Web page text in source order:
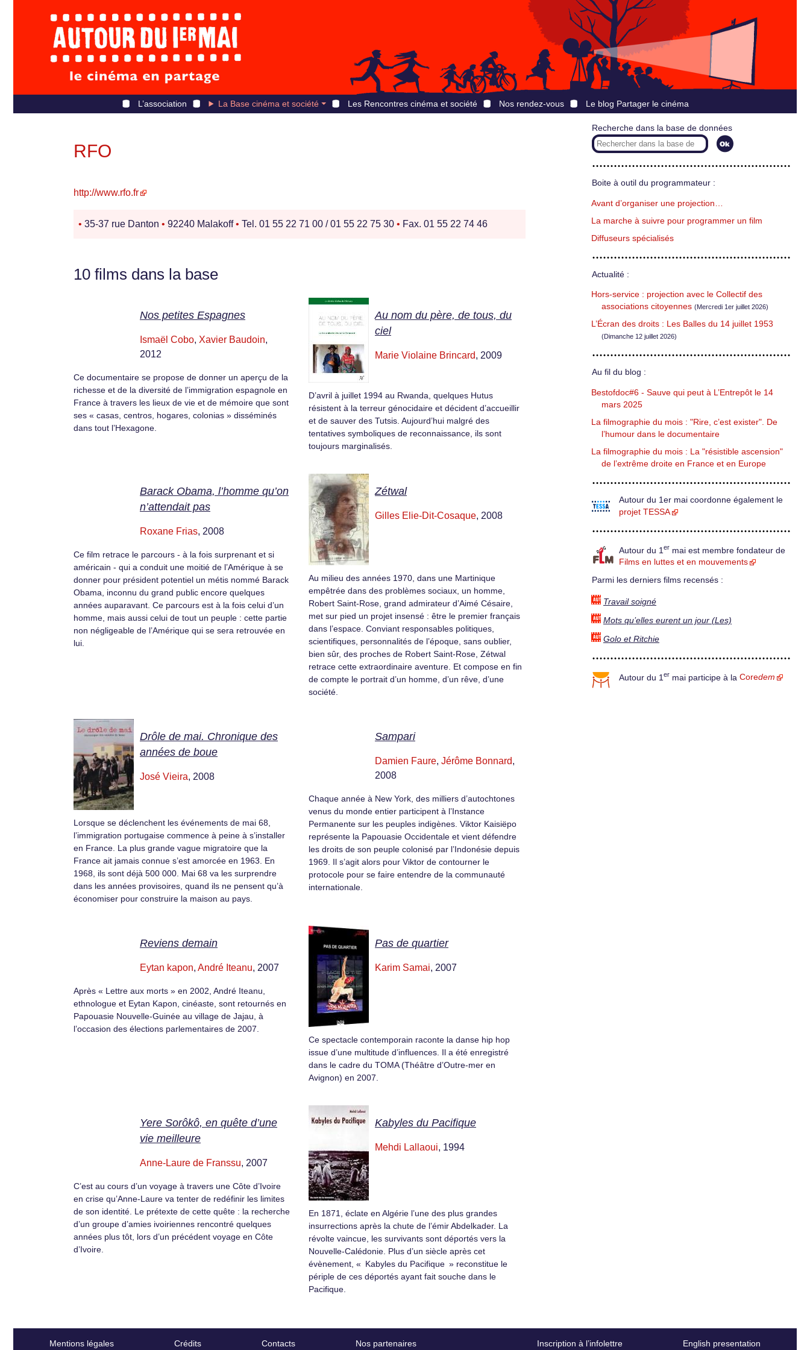
L’association La Base cinéma et société Les Rencontres cinéma et société Nos rendez-vous Le blog Partager le cinéma
RFO
http://www.rfo.fr
• 35-37 rue Danton • 92240 Malakoff• Tel. 01 55 22 71 00 / 01 55 22 75 30 • Fax. 01 55 22 74 46
10 films dans la base
Nos petites Espagnes
Ismaël Cobo, Xavier Baudoin,
2012
Ce documentaire se propose de donner un aperçu de la
richesse et de la diversité de l’immigration espagnole en
France à travers les lieux de vie et de mémoire que sont
ses « casas, centros, hogares, colonias » disséminés
dans tout l’Hexagone.
Au nom du père, de tous, du
ciel
Marie Violaine Brincard, 2009
D’avril à juillet 1994 au Rwanda, quelques Hutus
résistent à la terreur génocidaire et décident d’accueillir
et de sauver des Tutsis. Aujourd’hui malgré des
tentatives symboliques de reconnaissance, ils sont
toujours marginalisés.
Barack Obama, l’homme qu’on
n’attendait pas
Roxane Frias, 2008
Ce film retrace le parcours - à la fois surprenant et si
américain - qui a conduit une moitié de l’Amérique à se
donner pour président potentiel un métis nommé Barack
Obama, inconnu du grand public encore quelques
années auparavant. Ce parcours est à la fois celui d’un
homme, mais aussi celui de tout un peuple : cette partie
non négligeable de l’Amérique qui se sera retrouvée en
lui.
Zétwal
Gilles Elie-Dit-Cosaque, 2008
Au milieu des années 1970, dans une Martinique
empêtrée dans des problèmes sociaux, un homme,
Robert Saint-Rose, grand admirateur d’Aimé Césaire,
met sur pied un projet insensé : être le premier français
dans l’espace. Conviant responsables politiques,
scientifiques, personnalités de l’époque, sans oublier,
bien sûr, des proches de Robert Saint-Rose, Zétwal
retrace cette extraordinaire aventure. Et compose en fin
de compte le portrait d’un homme, d’un rêve, d’une
société.
Drôle de mai. Chronique des
années de boue
José Vieira, 2008
Lorsque se déclenchent les événements de mai 68,
l’immigration portugaise commence à peine à s’installer
en France. La plus grande vague migratoire que la
France ait jamais connue s’est amorcée en 1963. En
1968, ils sont déjà 500 000. Mai 68 va les surprendre
dans les années provisoires, quand ils ne pensent qu’à
économiser pour construire la maison au pays.
Sampari
Damien Faure, Jérôme Bonnard,
2008
Chaque année à New York, des milliers d’autochtones
venus du monde entier participent à l’Instance
Permanente sur les peuples indigènes. Viktor Kaisiëpo
représente la Papouasie Occidentale et vient défendre
les droits de son peuple colonisé par l’Indonésie depuis
1969. Il s’agit alors pour Viktor de contourner le
protocole pour se faire entendre de la communauté
internationale.
Reviens demain
Eytan kapon, André Iteanu, 2007
Après « Lettre aux morts » en 2002, André Iteanu,
ethnologue et Eytan Kapon, cinéaste, sont retournés en
Papouasie Nouvelle-Guinée au village de Jajau, à
l’occasion des élections parlementaires de 2007.
Pas de quartier
Karim Samai, 2007
Ce spectacle contemporain raconte la danse hip hop
issue d’une multitude d’influences. Il a été enregistré
dans le cadre du TOMA (Théâtre d’Outre-mer en
Avignon) en 2007.
Yere Sorôkô, en quête d’une
vie meilleure
Anne-Laure de Franssu, 2007
C’est au cours d’un voyage à travers une Côte d’Ivoire
en crise qu’Anne-Laure va tenter de redéfinir les limites
de son identité. Le prétexte de cette quête : la recherche
d’un groupe d’amies ivoiriennes rencontré quelques
années plus tôt, lors d’un précédent voyage en Côte
d’Ivoire.
Kabyles du Pacifique
Mehdi Lallaoui, 1994
En 1871, éclate en Algérie l’une des plus grandes
insurrections après la chute de l’émir Abdelkader. La
révolte vaincue, les survivants sont déportés vers la
Nouvelle-Calédonie. Plus d’un siècle après cet
évènement, « Kabyles du Pacifique » reconstitue le
périple de ces déportés ayant fait souche dans le
Pacifique.
Recherche dans la base de données
Boite à outil du programmateur :
Avant d’organiser une projection…
La marche à suivre pour programmer un film
Diffuseurs spécialisés
Actualité :
Hors-service : projection avec le Collectif des
associations citoyennes (Mercredi 1er juillet 2026)
L’Écran des droits : Les Balles du 14 juillet 1953
(Dimanche 12 juillet 2026)
Au fil du blog :
Bestofdoc#6 - Sauve qui peut à L’Entrepôt le 14
mars 2025
La filmographie du mois : "Rire, c’est exister". De
l’humour dans le documentaire
La filmographie du mois : La "résistible ascension"
de l’extrême droite en France et en Europe
Autour du 1er mai coordonne également le
projet TESSA
Autour du 1 er mai est membre fondateur de
Films en luttes et en mouvements
Parmi les derniers films recensés :
Travail soigné
Mots qu’elles eurent un jour (Les)
Golo et Ritchie
Autour du 1 er mai participe à la Coredem
Mentions légales Crédits Contacts Nos partenaires Inscription à l’infolettre English presentation